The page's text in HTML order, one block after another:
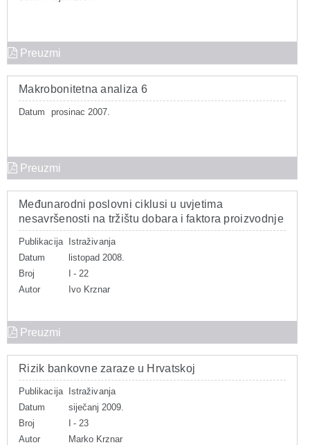
Preuzmi
Makrobonitetna analiza 6
Datum prosinac 2007.
Preuzmi
Međunarodni poslovni ciklusi u uvjetima
nesavršenosti na tržištu dobara i faktora proizvodnje
Publikacija
Istraživanja
Datum
listopad 2008.
Broj
I - 22
Autor
Ivo Krznar
Preuzmi
Rizik bankovne zaraze u Hrvatskoj
Publikacija
Istraživanja
Datum
siječanj 2009.
Broj
I - 23
Autor
Marko Krznar